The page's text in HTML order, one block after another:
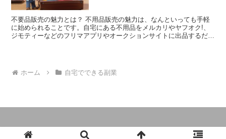
化の違いがネックになる*
かかる*商品が輸送中に破損したり、紛失したりするリスクがある
輸入ビジネスは、メリットとデメリットをよく理解した上で、始める
ことが大切です。
不要品販売の魅力とは？不用品販売の魅力は、なんといっても手軽
に始められることです。自宅にある不用品をメルカリやヤフオク!、
ジモティーなどのフリマアプリやオークションサイトに出品するだけ
を稼ぐこともできます。さらに、不要品販売は、環境にも優しいで
す。不用品を捨てるのではなく、再利用することで、ゴミの量を減ら
ホーム 自宅でできる副業
© 2024 副業ガイドブック。2024年版.